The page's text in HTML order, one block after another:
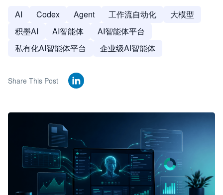
AI Codex Agent 工作流自动化
大模型
积墨AI
AI智能体
AI智能体平台
私有化AI智能体平台
企业级AI智能体
Share This Post